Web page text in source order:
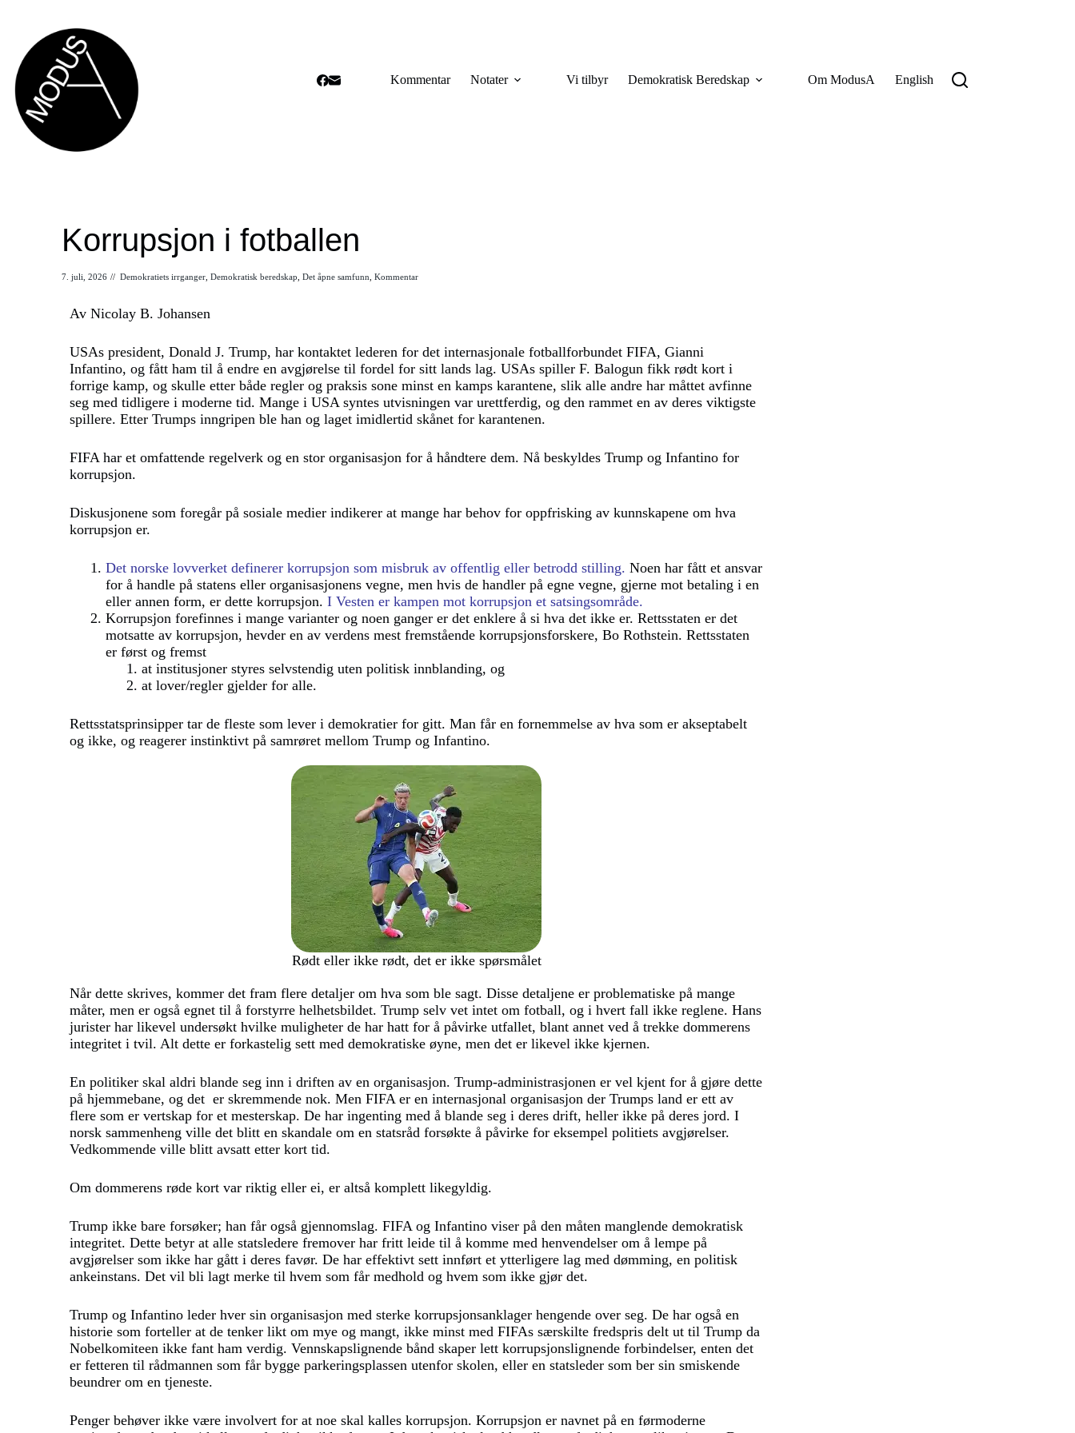
Kommentar Notater Vi tilbyr Demokratisk Beredskap Om ModusA English
Korrupsjon i fotballen
7. juli, 2026 // Demokratiets irrganger ,Demokratisk beredskap ,Det åpne samfunn ,Kommentar
Av Nicolay B. Johansen
USAs president, Donald J. Trump, har kontaktet lederen for det internasjonale fotballforbundet FIFA, Gianni
Infantino, og fått ham til å endre en avgjørelse til fordel for sitt lands lag. USAs spiller F. Balogun fikk rødt kort i
forrige kamp, og skulle etter både regler og praksis sone minst en kamps karantene, slik alle andre har måttet avfinne
seg med tidligere i moderne tid. Mange i USA syntes utvisningen var urettferdig, og den rammet en av deres viktigste
spillere. Etter Trumps inngripen ble han og laget imidlertid skånet for karantenen.
FIFA har et omfattende regelverk og en stor organisasjon for å håndtere dem. Nå beskyldes Trump og Infantino for
korrupsjon.
Diskusjonene som foregår på sosiale medier indikerer at mange har behov for oppfrisking av kunnskapene om hva
korrupsjon er.
Det norske lovverket definerer korrupsjon som misbruk av offentlig eller betrodd stilling. Noen har fått et ansvar
for å handle på statens eller organisasjonens vegne, men hvis de handler på egne vegne, gjerne mot betaling i en
eller annen form, er dette korrupsjon.I Vesten er kampen mot korrupsjon et satsingsområde.
Korrupsjon forefinnes i mange varianter og noen ganger er det enklere å si hva det ikke er. Rettsstaten er det
motsatte av korrupsjon, hevder en av verdens mest fremstående korrupsjonsforskere, Bo Rothstein. Rettsstaten
er først og fremst
at institusjoner styres selvstendig uten politisk innblanding, og
at lover/regler gjelder for alle.
Rettsstatsprinsipper tar de fleste som lever i demokratier for gitt. Man får en fornemmelse av hva som er akseptabelt
og ikke, og reagerer instinktivt på samrøret mellom Trump og Infantino.
Rødt eller ikke rødt, det er ikke spørsmålet
Når dette skrives, kommer det fram flere detaljer om hva som ble sagt. Disse detaljene er problematiske på mange
måter, men er også egnet til å forstyrre helhetsbildet. Trump selv vet intet om fotball, og i hvert fall ikke reglene. Hans
jurister har likevel undersøkt hvilke muligheter de har hatt for å påvirke utfallet, blant annet ved å trekke dommerens
integritet i tvil. Alt dette er forkastelig sett med demokratiske øyne, men det er likevel ikke kjernen.
En politiker skal aldri blande seg inn i driften av en organisasjon. Trump-administrasjonen er vel kjent for å gjøre dette
på hjemmebane, og det er skremmende nok. Men FIFA er en internasjonal organisasjon der Trumps land er ett av
flere som er vertskap for et mesterskap. De har ingenting med å blande seg i deres drift, heller ikke på deres jord. I
norsk sammenheng ville det blitt en skandale om en statsråd forsøkte å påvirke for eksempel politiets avgjørelser.
Vedkommende ville blitt avsatt etter kort tid.
Om dommerens røde kort var riktig eller ei, er altså komplett likegyldig.
Trump ikke bare forsøker; han får også gjennomslag. FIFA og Infantino viser på den måten manglende demokratisk
integritet. Dette betyr at alle statsledere fremover har fritt leide til å komme med henvendelser om å lempe på
avgjørelser som ikke har gått i deres favør. De har effektivt sett innført et ytterligere lag med dømming, en politisk
ankeinstans. Det vil bli lagt merke til hvem som får medhold og hvem som ikke gjør det.
Trump og Infantino leder hver sin organisasjon med sterke korrupsjonsanklager hengende over seg. De har også en
historie som forteller at de tenker likt om mye og mangt, ikke minst med FIFAs særskilte fredspris delt ut til Trump da
Nobelkomiteen ikke fant ham verdig. Vennskapslignende bånd skaper lett korrupsjonslignende forbindelser, enten det
er fetteren til rådmannen som får bygge parkeringsplassen utenfor skolen, eller en statsleder som ber sin smiskende
beundrer om en tjeneste.
Penger behøver ikke være involvert for at noe skal kalles korrupsjon. Korrupsjon er navnet på en førmoderne